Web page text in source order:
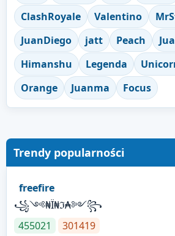
ClashRoyale
Valentino
JuanDiego
jatt Peach
Himanshu
Legenda
Orange
Juanma Focus
Trendy popularności
freefire
꧁༺₦Ї₦ℑ₳༻꧂
455021
301419